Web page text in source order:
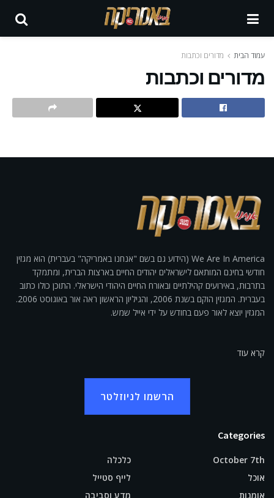
עמוד הבית מדורים וכתבות
מדורים וכתבות
We Are In America (הידוע גם בשם "אנחנו באמריקה" בעברית) הוא מגזין
חודשי בחינם המותאם לישראלים יהודים החיים בארצות הברית, ומתמקד
בתרבות, באירועים קהילתיים ובאורח החיים היהודי הישראלי. התוכן כולו כתוב
בעברית. המגזין הוקם בשנת 2006, והגיליון הראשון ראה אור באוגוסט 2006.
המגזין יוצא לאור פעם בחודש על ידי אייל שמש.
קרא עוד
הרשמו לניוזלטר
Categories
October 7th
אוכל
אומנות
כלכלה
לייף סטייל
מדע וסביבה